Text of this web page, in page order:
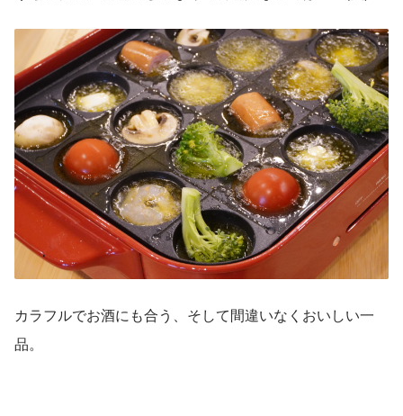
カラフルでお酒にも合う、そして間違いなくおいしい一
品。